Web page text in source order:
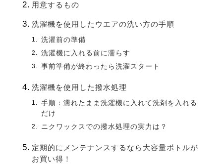
用意するもの
洗濯機を使用したウエアの洗い方の手順
洗濯前の準備
洗濯機に入れる前に濡らす
事前準備が終わったら洗濯スタート
洗濯機を使用した撥水処理
手順：濡れたまま洗濯機に入れて洗剤を入れる
だけ
ニクワックスでの撥水処理の実力は？
定期的にメンテナンスするなら大容量ボトルが
お買い得！